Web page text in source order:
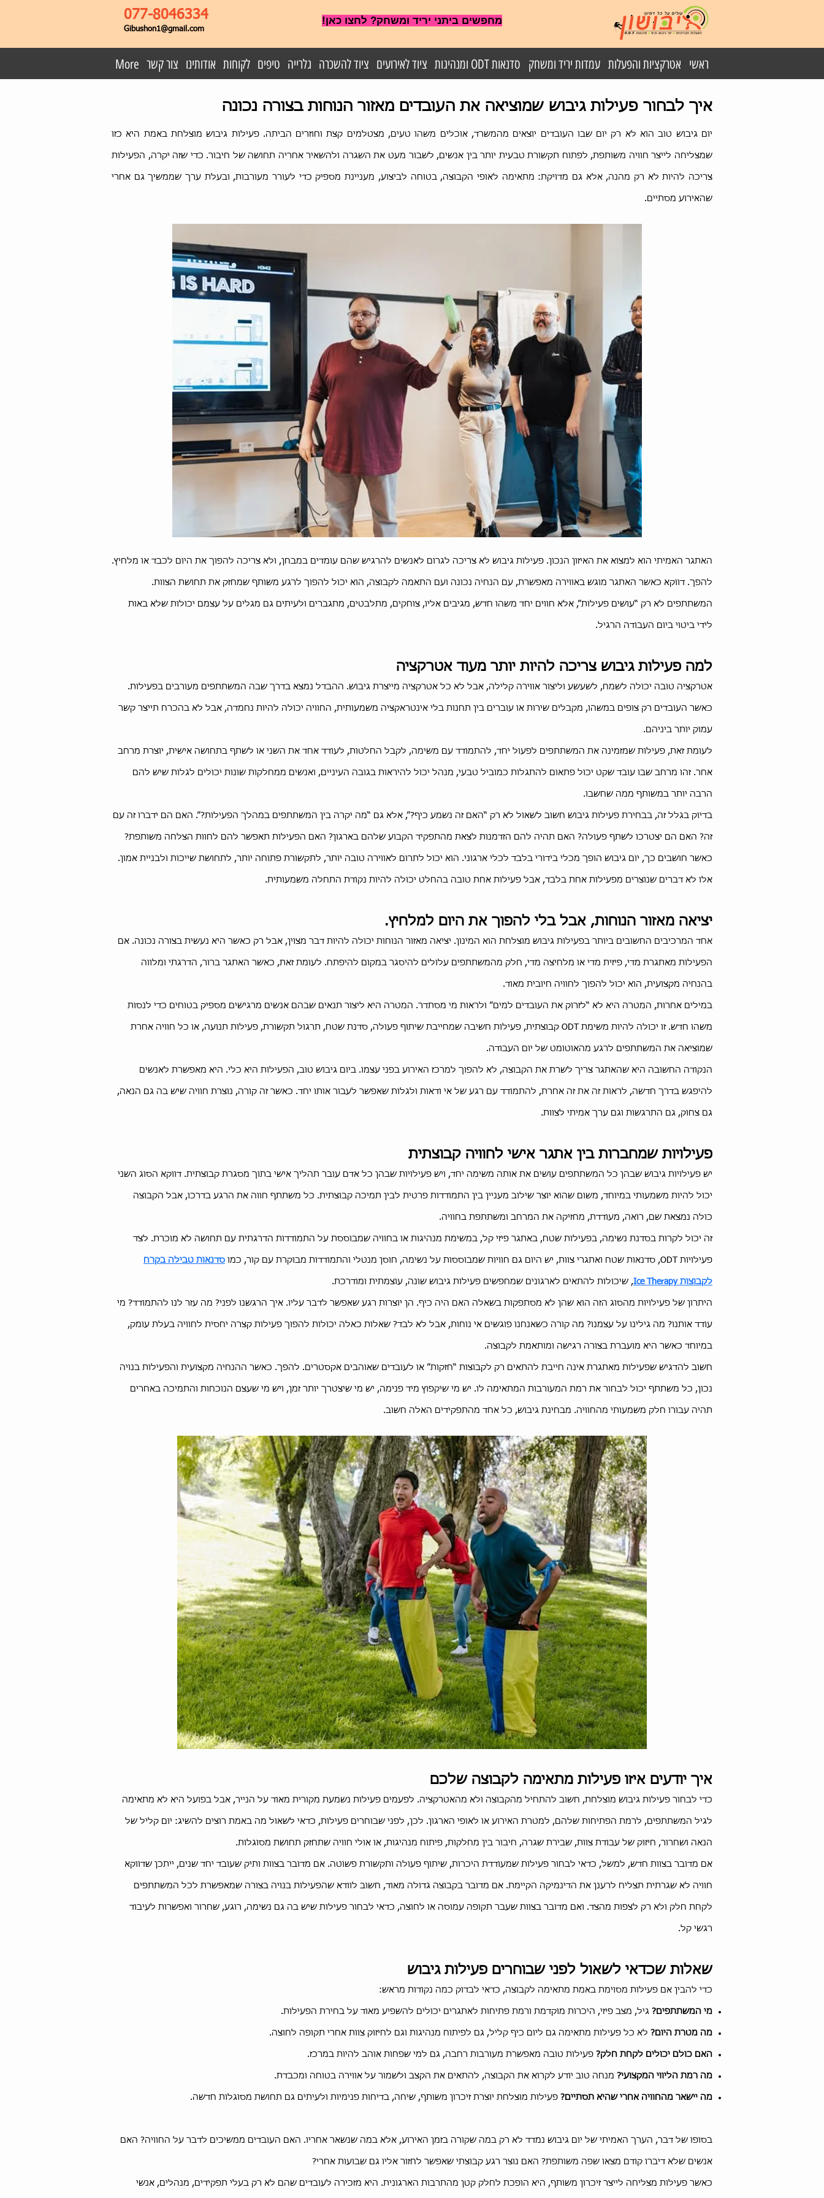
מחפשים ביתני יריד ומשחק? לחצו כאן! 077-8046334
Gibushon1@gmail.com
איך לבחור פעילות גיבוש שמוציאה את העובדים מאזור הנוחות בצורה נכונה
יום גיבוש טוב הוא לא רק יום שבו העובדים יוצאים מהמשרד, אוכלים משהו טעים, מצטלמים קצת וחוזרים הביתה. פעילות גיבוש מוצלחת באמת היא כזו
שמצליחה לייצר חוויה משותפת, לפתוח תקשורת טבעית יותר בין אנשים, לשבור מעט את השגרה ולהשאיר אחריה תחושה של חיבור. כדי שזה יקרה, הפעילות
צריכה להיות לא רק מהנה, אלא גם מדויקת: מתאימה לאופי הקבוצה, בטוחה לביצוע, מעניינת מספיק כדי לעורר מעורבות, ובעלת ערך שממשיך גם אחרי
שהאירוע מסתיים.
האתגר האמיתי הוא למצוא את האיזון הנכון. פעילות גיבוש לא צריכה לגרום לאנשים להרגיש שהם עומדים במבחן, ולא צריכה להפוך את היום לכבד או מלחיץ.
להפך. דווקא כאשר האתגר מוגש באווירה מאפשרת, עם הנחיה נכונה ועם התאמה לקבוצה, הוא יכול להפוך לרגע משותף שמחזק את תחושת הצוות.
המשתתפים לא רק “עושים פעילות”, אלא חווים יחד משהו חדש, מגיבים אליו, צוחקים, מתלבטים, מתגברים ולעיתים גם מגלים על עצמם יכולות שלא באות
לידי ביטוי ביום העבודה הרגיל.
למה פעילות גיבוש צריכה להיות יותר מעוד אטרקציה
אטרקציה טובה יכולה לשמח, לשעשע וליצור אווירה קלילה, אבל לא כל אטרקציה מייצרת גיבוש. ההבדל נמצא בדרך שבה המשתתפים מעורבים בפעילות.
כאשר העובדים רק צופים במשהו, מקבלים שירות או עוברים בין תחנות בלי אינטראקציה משמעותית, החוויה יכולה להיות נחמדה, אבל לא בהכרח תייצר קשר
עמוק יותר ביניהם.
לעומת זאת, פעילות שמזמינה את המשתתפים לפעול יחד, להתמודד עם משימה, לקבל החלטות, לעודד אחד את השני או לשתף בתחושה אישית, יוצרת מרחב
אחר. זהו מרחב שבו עובד שקט יכול פתאום להתגלות כמוביל טבעי, מנהל יכול להיראות בגובה העיניים, ואנשים ממחלקות שונות יכולים לגלות שיש להם
הרבה יותר במשותף ממה שחשבו.
בדיוק בגלל זה, בבחירת פעילות גיבוש חשוב לשאול לא רק “האם זה נשמע כיף?”, אלא גם “מה יקרה בין המשתתפים במהלך הפעילות?”. האם הם ידברו זה עם
זה? האם הם יצטרכו לשתף פעולה? האם תהיה להם הזדמנות לצאת מהתפקיד הקבוע שלהם בארגון? האם הפעילות תאפשר להם לחוות הצלחה משותפת?
כאשר חושבים כך, יום גיבוש הופך מכלי בידורי בלבד לכלי ארגוני. הוא יכול לתרום לאווירה טובה יותר, לתקשורת פתוחה יותר, לתחושת שייכות ולבניית אמון.
אלו לא דברים שנוצרים מפעילות אחת בלבד, אבל פעילות אחת טובה בהחלט יכולה להיות נקודת התחלה משמעותית.
יציאה מאזור הנוחות, אבל בלי להפוך את היום למלחיץ.
אחד המרכיבים החשובים ביותר בפעילות גיבוש מוצלחת הוא המינון. יציאה מאזור הנוחות יכולה להיות דבר מצוין, אבל רק כאשר היא נעשית בצורה נכונה. אם
הפעילות מאתגרת מדי, פיזית מדי או מלחיצה מדי, חלק מהמשתתפים עלולים להיסגר במקום להיפתח. לעומת זאת, כאשר האתגר ברור, הדרגתי ומלווה
בהנחיה מקצועית, הוא יכול להפוך לחוויה חיובית מאוד.
במילים אחרות, המטרה היא לא “לזרוק את העובדים למים” ולראות מי מסתדר. המטרה היא ליצור תנאים שבהם אנשים מרגישים מספיק בטוחים כדי לנסות
משהו חדש. זו יכולה להיות משימת ODT קבוצתית, פעילות חשיבה שמחייבת שיתוף פעולה, סדנת שטח, תרגול תקשורת, פעילות תנועה, או כל חוויה אחרת
שמוציאה את המשתתפים לרגע מהאוטומט של יום העבודה.
הנקודה החשובה היא שהאתגר צריך לשרת את הקבוצה, לא להפוך למרכז האירוע בפני עצמו. ביום גיבוש טוב, הפעילות היא כלי. היא מאפשרת לאנשים
להיפגש בדרך חדשה, לראות זה את זה אחרת, להתמודד עם רגע של אי ודאות ולגלות שאפשר לעבור אותו יחד. כאשר זה קורה, נוצרת חוויה שיש בה גם הנאה,
גם צחוק, גם התרגשות וגם ערך אמיתי לצוות.
פעילויות שמחברות בין אתגר אישי לחוויה קבוצתית
יש פעילויות גיבוש שבהן כל המשתתפים עושים את אותה משימה יחד, ויש פעילויות שבהן כל אדם עובר תהליך אישי בתוך מסגרת קבוצתית. דווקא הסוג השני
יכול להיות משמעותי במיוחד, משום שהוא יוצר שילוב מעניין בין התמודדות פרטית לבין תמיכה קבוצתית. כל משתתף חווה את הרגע בדרכו, אבל הקבוצה
כולה נמצאת שם, רואה, מעודדת, מחזיקה את המרחב ומשתתפת בחוויה.
זה יכול לקרות בסדנת נשימה, בפעילות שטח, באתגר פיזי קל, במשימת מנהיגות או בחוויה שמבוססת על התמודדות הדרגתית עם תחושה לא מוכרת. לצד
פעילויות ODT, סדנאות שטח ואתגרי צוות, יש היום גם חוויות שמבוססות על נשימה, חוסן מנטלי והתמודדות מבוקרת עם קור, כמו סדנאות טבילה בקרח
לקבוצות Ice Therapy , שיכולות להתאים לארגונים שמחפשים פעילות גיבוש שונה, עוצמתית ומודרכת.
היתרון של פעילויות מהסוג הזה הוא שהן לא מסתפקות בשאלה האם היה כיף. הן יוצרות רגע שאפשר לדבר עליו. איך הרגשנו לפני? מה עזר לנו להתמודד? מי
עודד אותנו? מה גילינו על עצמנו? מה קורה כשאנחנו פוגשים אי נוחות, אבל לא לבד? שאלות כאלה יכולות להפוך פעילות קצרה יחסית לחוויה בעלת עומק,
במיוחד כאשר היא מועברת בצורה רגישה ומותאמת לקבוצה.
חשוב להדגיש שפעילות מאתגרת אינה חייבת להתאים רק לקבוצות “חזקות” או לעובדים שאוהבים אקסטרים. להפך. כאשר ההנחיה מקצועית והפעילות בנויה
נכון, כל משתתף יכול לבחור את רמת המעורבות המתאימה לו. יש מי שיקפוץ מיד פנימה, יש מי שיצטרך יותר זמן, ויש מי שעצם הנוכחות והתמיכה באחרים
תהיה עבורו חלק משמעותי מהחוויה. מבחינת גיבוש, כל אחד מהתפקידים האלה חשוב.
​​איך יודעים איזו פעילות מתאימה לקבוצה שלכם
כדי לבחור פעילות גיבוש מוצלחת, חשוב להתחיל מהקבוצה ולא מהאטרקציה. לפעמים פעילות נשמעת מקורית מאוד על הנייר, אבל בפועל היא לא מתאימה
לגיל המשתתפים, לרמת הפתיחות שלהם, למטרת האירוע או לאופי הארגון. לכן, לפני שבוחרים פעילות, כדאי לשאול מה באמת רוצים להשיג: יום קליל של
הנאה ושחרור, חיזוק של עבודת צוות, שבירת שגרה, חיבור בין מחלקות, פיתוח מנהיגות, או אולי חוויה שתחזק תחושת מסוגלות.
אם מדובר בצוות חדש, למשל, כדאי לבחור פעילות שמעודדת היכרות, שיתוף פעולה ותקשורת פשוטה. אם מדובר בצוות ותיק שעובד יחד שנים, ייתכן שדווקא
חוויה לא שגרתית תצליח לרענן את הדינמיקה הקיימת. אם מדובר בקבוצה גדולה מאוד, חשוב לוודא שהפעילות בנויה בצורה שמאפשרת לכל המשתתפים
לקחת חלק ולא רק לצפות מהצד. ואם מדובר בצוות שעבר תקופה עמוסה או לחוצה, כדאי לבחור פעילות שיש בה גם נשימה, רוגע, שחרור ואפשרות לעיבוד
רגשי קל.
שאלות שכדאי לשאול לפני שבוחרים פעילות גיבוש
כדי להבין אם פעילות מסוימת באמת מתאימה לקבוצה, כדאי לבדוק כמה נקודות מראש:
מי המשתתפים? גיל, מצב פיזי, היכרות מוקדמת ורמת פתיחות לאתגרים יכולים להשפיע מאוד על בחירת הפעילות.
מה מטרת היום? לא כל פעילות מתאימה גם ליום כיף קליל, גם לפיתוח מנהיגות וגם לחיזוק צוות אחרי תקופה לחוצה.
האם כולם יכולים לקחת חלק? פעילות טובה מאפשרת מעורבות רחבה, גם למי שפחות אוהב להיות במרכז.
מה רמת הליווי המקצועי? מנחה טוב יודע לקרוא את הקבוצה, להתאים את הקצב ולשמור על אווירה בטוחה ומכבדת.
מה יישאר מהחוויה אחרי שהיא תסתיים? פעילות מוצלחת יוצרת זיכרון משותף, שיחה, בדיחות פנימיות ולעיתים גם תחושת מסוגלות חדשה.
בסופו של דבר, הערך האמיתי של יום גיבוש נמדד לא רק במה שקורה בזמן האירוע, אלא במה שנשאר אחריו. האם העובדים ממשיכים לדבר על החוויה? האם
אנשים שלא דיברו קודם מצאו שפה משותפת? האם נוצר רגע קבוצתי שאפשר לחזור אליו גם שבועות אחרי?
כאשר פעילות מצליחה לייצר זיכרון משותף, היא הופכת לחלק קטן מהתרבות הארגונית. היא מזכירה לעובדים שהם לא רק בעלי תפקידים, מנהלים, אנשי
ראשי אטרקציות והפעלות עמדות יריד ומשחק סדנאות ODT ומנהיגות ציוד לאירועים ציוד להשכרה גלרייה טיפים לקוחות אודותינו צור קשר More